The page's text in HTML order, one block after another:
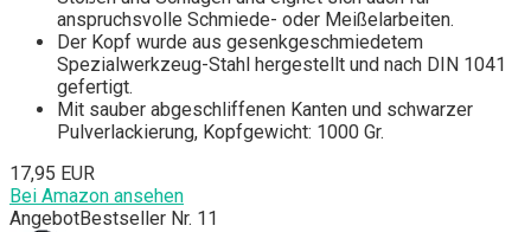
anspruchsvolle Schmiede- oder Meißelarbeiten.
Der Kopf wurde aus gesenkgeschmiedetem
Spezialwerkzeug-Stahl hergestellt und nach DIN 1041
gefertigt.
Mit sauber abgeschliffenen Kanten und schwarzer
Pulverlackierung, Kopfgewicht: 1000 Gr.
17,95 EUR
Bei Amazon ansehen
AngebotBestseller Nr. 11